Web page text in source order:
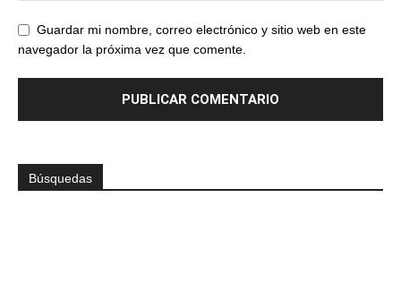
Guardar mi nombre, correo electrónico y sitio web en este
navegador la próxima vez que comente.
Búsquedas